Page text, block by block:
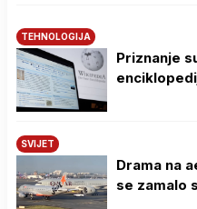
TEHNOLOGIJA
Priznanje
SVIJET
Drama na
se zamalo